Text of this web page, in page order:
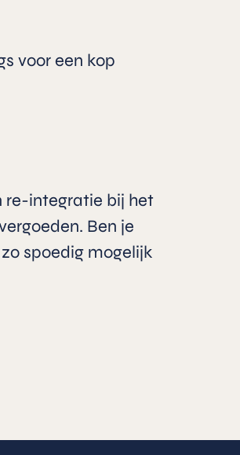
voor een kop
re-integratie bij het
Ben je
spoedig mogelijk